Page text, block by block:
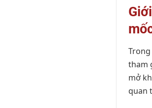
Trong
tham
mở
quan